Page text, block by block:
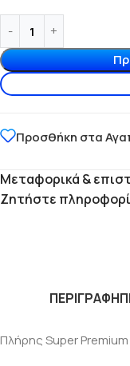
Προσθήκη στα
Μεταφορικά &
Ζητήστε
ΠΕΡΙΓΡΑΦΗ
Πλήρης Super